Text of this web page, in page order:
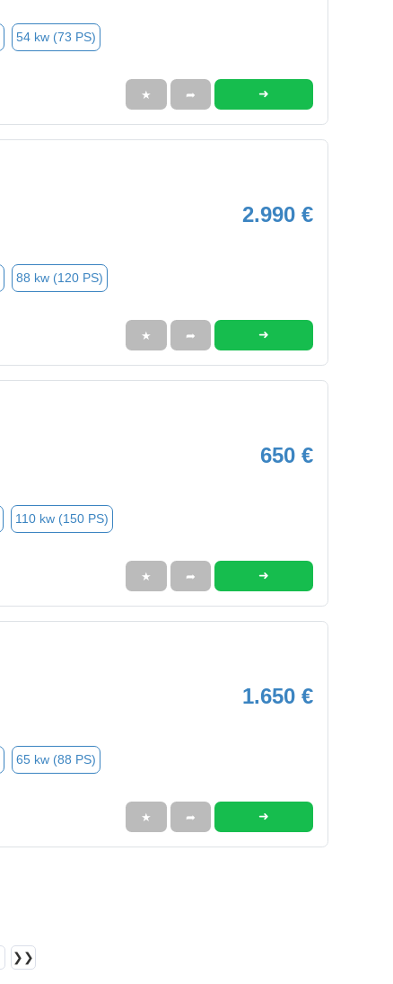
54 kw (73 PS)
★ ➦ ➜
2.990 €
88 kw (120 PS)
★ ➦ ➜
650 €
110 kw (150 PS)
★ ➦ ➜
1.650 €
65 kw (88 PS)
★ ➦ ➜
❯❯